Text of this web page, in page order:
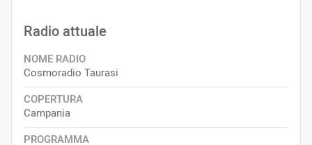
Radio attuale
NOME RADIO
Cosmoradio Taurasi
COPERTURA
Campania
PROGRAMMA